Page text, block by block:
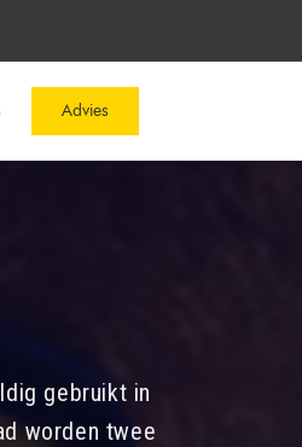
Advies
gebruikt in
worden twee